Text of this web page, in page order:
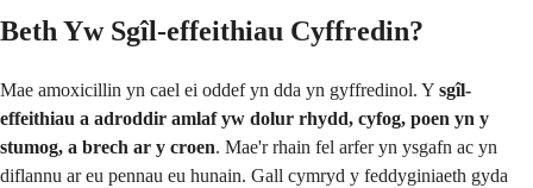
Beth Yw Sgîl-effeithiau Cyffredin?
Mae amoxicillin yn cael ei oddef yn dda yn gyffredinol. Y sgîl-
effeithiau a adroddir amlaf yw dolur rhydd, cyfog, poen yn y
stumog, a brech ar y croen. Mae'r rhain fel arfer yn ysgafn ac yn
diflannu ar eu pennau eu hunain. Gall cymryd y feddyginiaeth gyda